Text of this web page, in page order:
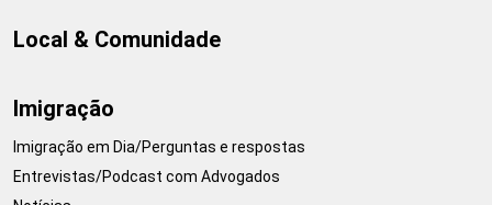
Local & Comunidade
Imigração
Imigração em Dia/Perguntas e respostas
Entrevistas/Podcast com Advogados